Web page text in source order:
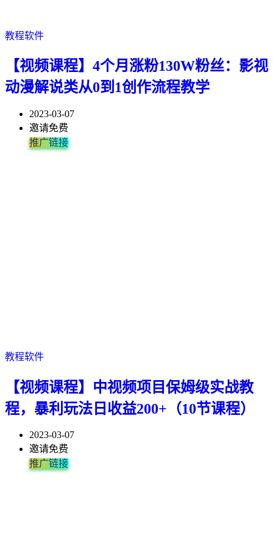
教程软件
【视频课程】4个月涨粉130W粉丝：影视
动漫解说类从0到1创作流程教学
2023-03-07
邀请免费
推广链接
教程软件
【视频课程】中视频项目保姆级实战教
程，暴利玩法日收益200+（10节课程）
2023-03-07
邀请免费
推广链接